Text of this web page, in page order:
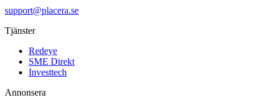
support@placera.se
Tjänster
Redeye
SME Direkt
Investtech
Annonsera